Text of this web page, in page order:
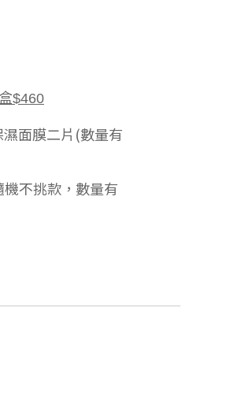
$460
面膜二片(數量有
不挑款，數量有